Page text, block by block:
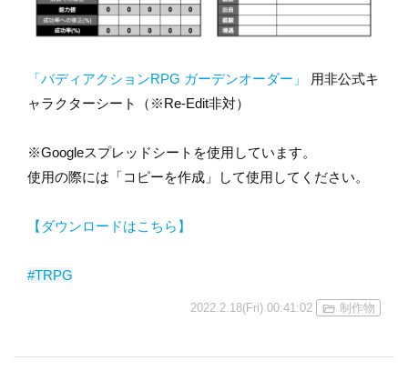
「バディアクションRPG ガーデンオーダー」
用非公式キ
ャラクターシート（※Re-Edit非対）
※Googleスプレッドシートを使用しています。
使用の際には「コピーを作成」して使用してください。
【ダウンロードはこちら】
#TRPG
2022.2.18(Fri) 00:41:02 制作物